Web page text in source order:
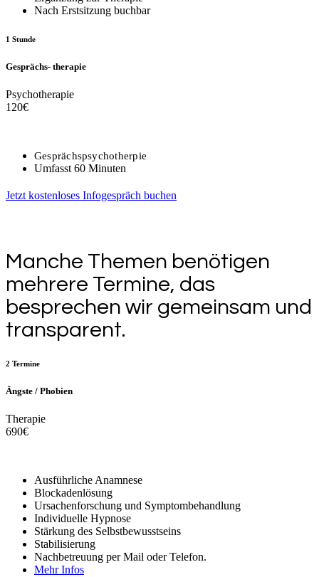
Nach Erstsitzung buchbar
1 Stunde
Gesprächs- therapie
Psychotherapie
120€
Gesprächspsychotherpie
Umfasst 60 Minuten
Jetzt kostenloses Infogespräch buchen
Manche Themen benötigen
mehrere Termine, das
besprechen wir gemeinsam und
transparent.
2 Termine
Ängste / Phobien
Therapie
690€
Ausführliche Anamnese
Blockadenlösung
Ursachenforschung und Symptombehandlung
Individuelle Hypnose
Stärkung des Selbstbewusstseins
Stabilisierung
Nachbetreuung per Mail oder Telefon.
Mehr Infos